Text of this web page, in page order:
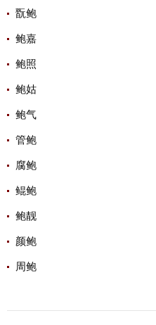
翫鲍
鲍嘉
鲍照
鲍姑
鲍气
管鲍
腐鲍
鲲鲍
鲍靓
颜鲍
周鲍